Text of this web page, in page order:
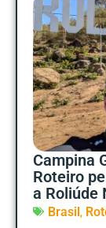
Campina
Roteiro
a Roliúde
Brasil,